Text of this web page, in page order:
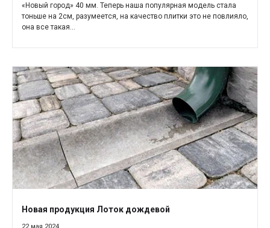
«Новый город» 40 мм. Теперь наша популярная модель стала
тоньше на 2см, разумеется, на качество плитки это не повлияло,
она все такая...
Новая продукция Лоток дождевой